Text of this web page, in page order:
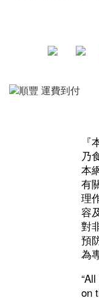
乃
本
有
理
容
對
預
為
on